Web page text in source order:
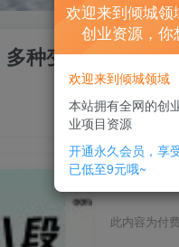
种变现渠道，小
视频号分成
此内容为付
欢迎来到倾城
创业资源，你
欢迎来到倾城领域
本站拥有全网的创
业项目资源
开通永久会员，享
已低至9元哦~